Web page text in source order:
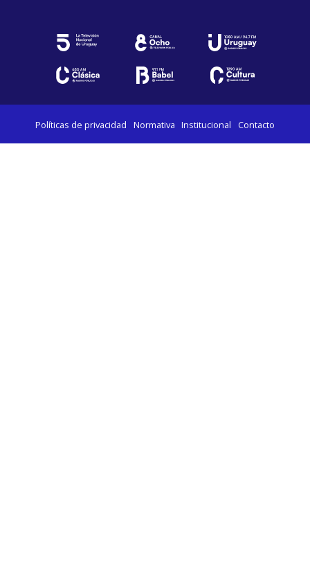
Políticas de privacidad Normativa Institucional Contacto